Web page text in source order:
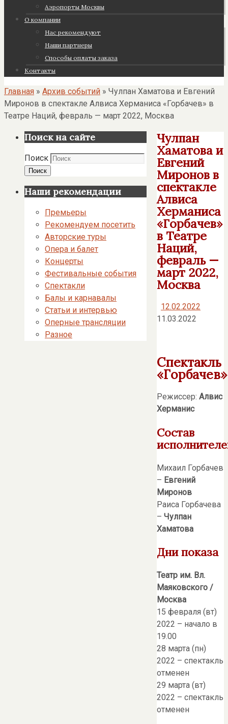
Аэропорты Москвы
О компании
Нас рекомендуют
Наши партнеры
Cпособы оплаты заказа
Контакты
Главная » Архив событий » Чулпан Хаматова и Евгений
Миронов в спектакле Алвиса Херманиса «Горбачев» в
Театре Наций, февраль — март 2022, Москва
Чулпан
Хаматова и
Евгений
Миронов в
спектакле
Алвиса
Херманиса
«Горбачев»
в Театре
Наций,
февраль —
март 2022,
Москва
12.02.2022
11.03.2022
Спектакль
«Горбачев»
Режиссер: Алвис
Херманис
Состав
Михаил Горбачев
– Евгений
Миронов
Раиса Горбачева
– Чулпан
Хаматова
Дни показа
Театр им. Вл.
Маяковского /
Москва
15 февраля (вт)
2022 – начало в
19.00
28 марта (пн)
2022 – спектакль
отменен
29 марта (вт)
2022 – спектакль
отменен
Поиск на сайте
Поиск
Поиск
Наши рекомендации
Премьеры
Рекомендуем посетить
Авторские туры
Опера и балет
Концерты
Фестивальные события
Спектакли
Балы и карнавалы
Статьи и интервью
Оперные трансляции
Разное